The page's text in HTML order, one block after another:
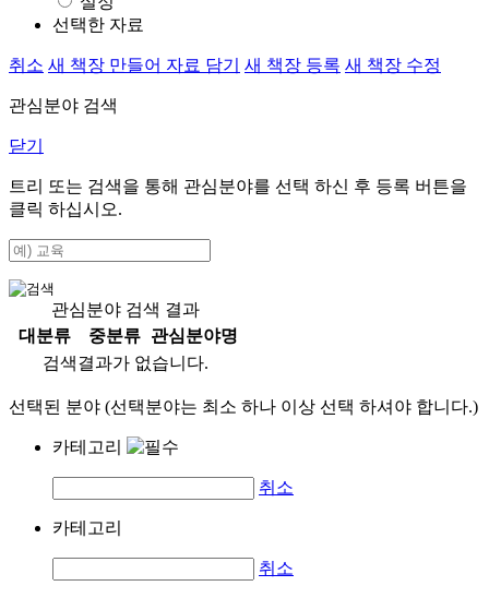
선택한 자료
취소 새 책장 만들어 자료 담기 새 책장 등록 새 책장 수정
관심분야 검색
닫기
트리 또는 검색을 통해 관심분야를 선택 하신 후 등록 버튼을
클릭 하십시오.
관심분야 검색 결과
대분류
중분류
관심분야명
검색결과가 없습니다.
선택된 분야 (선택분야는 최소 하나 이상 선택 하셔야 합니다.)
카테고리
취소
카테고리
취소